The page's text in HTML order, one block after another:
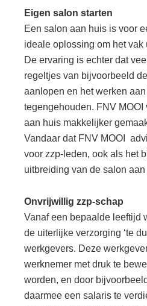
Eigen salon starten
Een salon aan huis is voor
ideale oplossing om het vak
De ervaring is echter dat
regeltjes van bijvoorbeeld
aanlopen en het werken
tegengehouden. FNV MOOI
aan huis makkelijker
Vandaar dat FNV MOOI
voor zzp-leden, ook als het
uitbreiding van de salon aan
Onvrijwillig zzp-schap
Vanaf een bepaalde leeftijd
de uiterlijke verzorging ‘te
werkgevers. Deze
werknemer met druk te
worden, en door
daarmee een salaris te